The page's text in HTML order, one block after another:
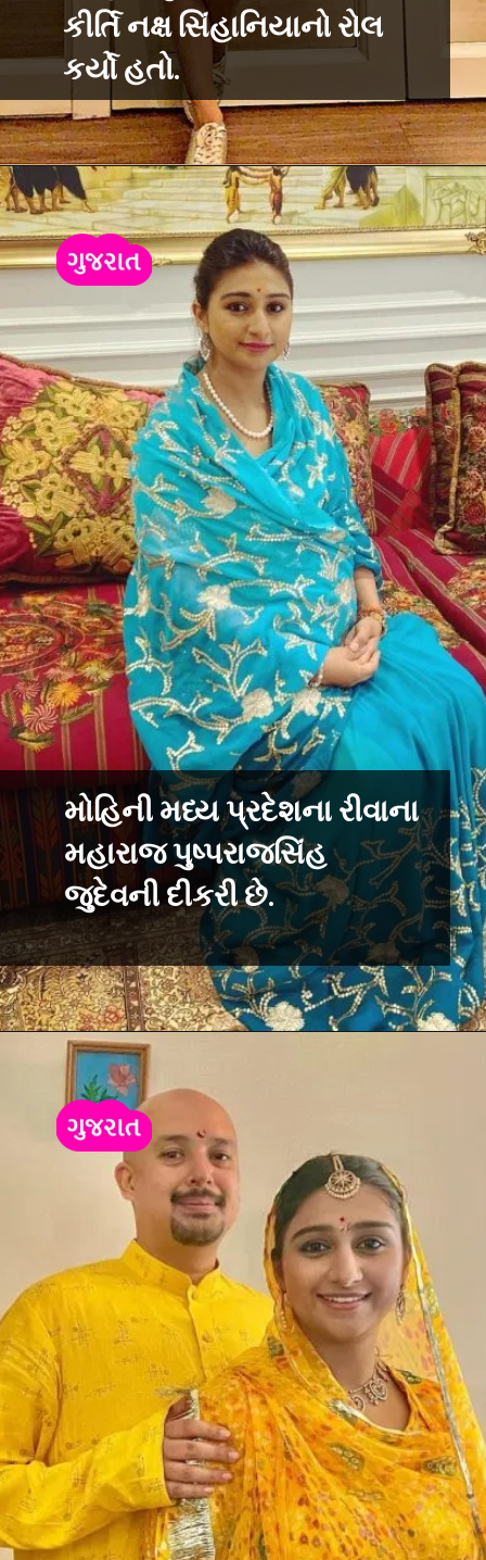
કીર્તિ નક્ષ સિંહાનિયાનો રોલ
કર્યો હતો.
મોહિની મધ્ય પ્રદેશના રીવાના
મહારાજ પુષ્પરાજસિંહ
જુદેવની દીકરી છે.